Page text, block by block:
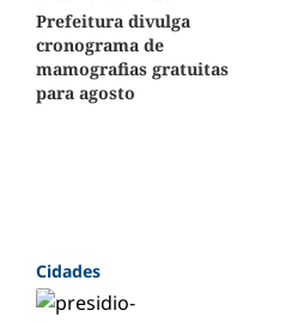
Prefeitura divulga
cronograma de
mamografias gratuitas
para agosto
Cidades